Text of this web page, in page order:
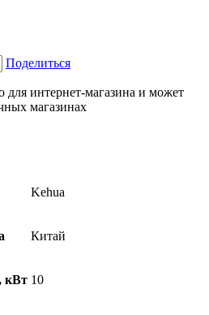
Поделиться
для интернет-магазина и может
магазинах
Kehua
Китай
кВт 10